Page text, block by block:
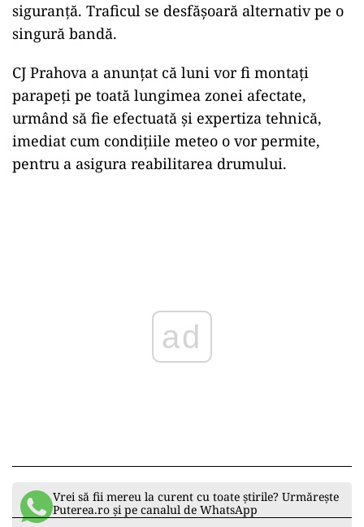
teren care a afectat drumul județean pe o
lungime de aproximativ 12 metri.
Alunecarea s-a produs ca urmare a
precipitațiilor abundente căzute în ultima
perioadă.
Direcția Județeană de Protecția Plantelor și
CJ Prahova a anunțat că luni vor fi montați
parapeți pe toată lungimea zonei afectate,
urmând să fie efectuată și expertiza tehnică,